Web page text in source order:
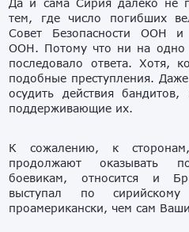
Да и сама Сирия далеко не
тем, где число погибших
Совет Безопасности ООН и
ООН. Потому что ни на одно
последовало ответа. Хотя,
подобные преступления.
осудить действия
поддерживающие их.
К сожалению, к
продолжают оказывать
боевикам, относится и
выступал по
проамерикански, чем сам